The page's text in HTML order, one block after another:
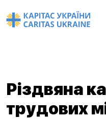
Різдвяна
трудових